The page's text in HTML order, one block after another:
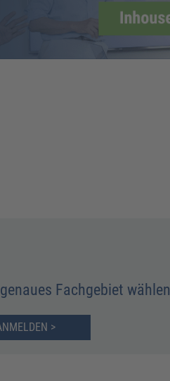
Fachgebiet wählen
>